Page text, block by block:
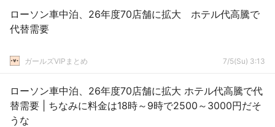
ローソン車中泊、26年度70店舗に拡大 ホテル代高騰で
代替需要
ガールズVIPまとめ 7/5(Su) 3:13
ローソン車中泊、26年度70店舗に拡大 ホテル代高騰で代
替需要 | ちなみに料金は18時～9時で2500～3000円だそ
うな